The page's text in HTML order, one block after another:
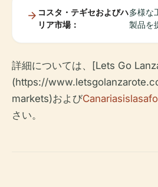
コスタ・テギセおよびハ
リア市場：
多様な
製品を
詳細については、[Lets Go
(https://
markets)および
さい。